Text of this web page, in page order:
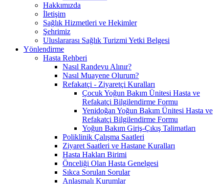
Hakkımızda
İletişim
Sağlık Hizmetleri ve Hekimler
Şehrimiz
Uluslararası Sağlık Turizmi Yetki Belgesi
Yönlendirme
Hasta Rehberi
Nasıl Randevu Alınır?
Nasıl Muayene Olurum?
Refakatçi - Ziyaretçi Kuralları
Çocuk Yoğun Bakım Ünitesi Hasta ve
Refakatçi Bilgilendirme Formu
Yenidoğan Yoğun Bakım Ünitesi Hasta ve
Refakatçi Bilgilendirme Formu
Yoğun Bakım Giriş-Çıkış Talimatları
Poliklinik Çalışma Saatleri
Ziyaret Saatleri ve Hastane Kuralları
Hasta Hakları Birimi
Önceliği Olan Hasta Genelgesi
Sıkca Sorulan Sorular
Anlaşmalı Kurumlar